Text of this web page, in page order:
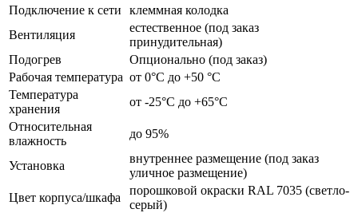
Подключение к сети
клеммная колодка
Вентиляция
естественное (под заказ
принудительная)
Подогрев
Опционально (под заказ)
Рабочая температура от 0°C до +50 °C
Температура
хранения
от -25°C до +65°C
Относительная
влажность
до 95%
Установка
внутреннее размещение (под заказ
уличное размещение)
Цвет корпуса/шкафа
порошковой окраски RAL 7035 (светло-
серый)